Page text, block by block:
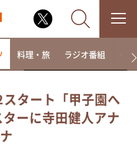
料理・旅 ラジオ番組 そ
タート「甲子園へ
ーに寺田健人アナ